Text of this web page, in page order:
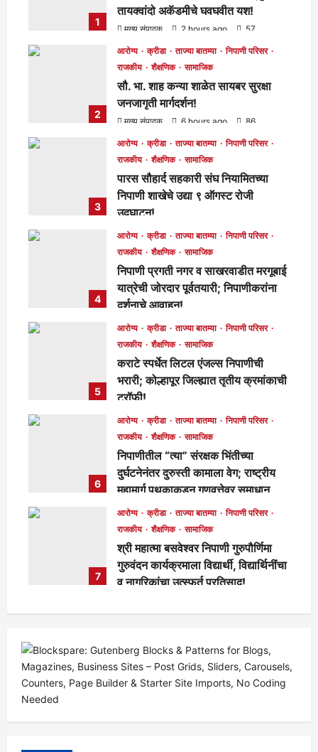
1
तायक्वांदो अकॅडमीचे घवघवीत यश!
मुख्य संपादक 2 hours ago 57
2
आरोग्य क्रीडा ताज्या बातम्या
निपाणी परिसर
राजकीय
शैक्षणिक सामाजिक
सौ. भा. शाह कन्या शाळेत सायबर सुरक्षा
जनजागृती मार्गदर्शन!
मुख्य संपादक 6 hours ago 86
3
आरोग्य क्रीडा ताज्या बातम्या
निपाणी परिसर
राजकीय
शैक्षणिक सामाजिक
पारस सौहार्द सहकारी संघ नियामितच्या
निपाणी शाखेचे उद्या ९ ऑगस्ट रोजी
उद्घाटन!
मुख्य संपादक 9 hours ago 67
4
आरोग्य क्रीडा ताज्या बातम्या
निपाणी परिसर
राजकीय
शैक्षणिक सामाजिक
निपाणी प्रगती नगर व साखरवाडीत मरगूबाई
यात्रेची जोरदार पूर्वतयारी; निपाणीकरांना
दर्शनाचे आवाहन!
मुख्य संपादक 2 days ago 114
5
आरोग्य क्रीडा ताज्या बातम्या
निपाणी परिसर
राजकीय
शैक्षणिक सामाजिक
कराटे स्पर्धेत लिटल एंजल्स निपाणीची
भरारी; कोल्हापूर जिल्ह्यात तृतीय क्रमांकाची
ट्रॉफी!
मुख्य संपादक 2 days ago 115
6
आरोग्य क्रीडा ताज्या बातम्या
निपाणी परिसर
राजकीय
शैक्षणिक सामाजिक
निपाणीतील “त्या” संरक्षक भिंतीच्या
दुर्घटनेनंतर दुरुस्ती कामाला वेग; राष्ट्रीय
महामार्ग पथकाकडून गुणवत्तेवर समाधान,
लवकरच काम पूर्ण होणार!
मुख्य संपादक 3 days ago
7
आरोग्य क्रीडा ताज्या बातम्या
निपाणी परिसर
राजकीय
शैक्षणिक सामाजिक
श्री महात्मा बसवेश्वर निपाणी गुरुपौर्णिमा
गुरुवंदन कार्यक्रमाला विद्यार्थी, विद्यार्थिनींचा
व नागरिकांचा उत्स्फूर्त प्रतिसाद!